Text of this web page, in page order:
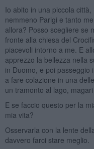
Io abito in una piccola
nemmeno Parigi e tanto
allora? Posso scegliere se
fronte alla chiesa del
piacevoli intorno a me. E
apprezzo la bellezza nella
in Duomo, e poi passeggio
a fare colazione in una
un tramonto al lago,
E se faccio questo per la
mia vita?
Osservarla con la lente
davvero farci stare meglio.